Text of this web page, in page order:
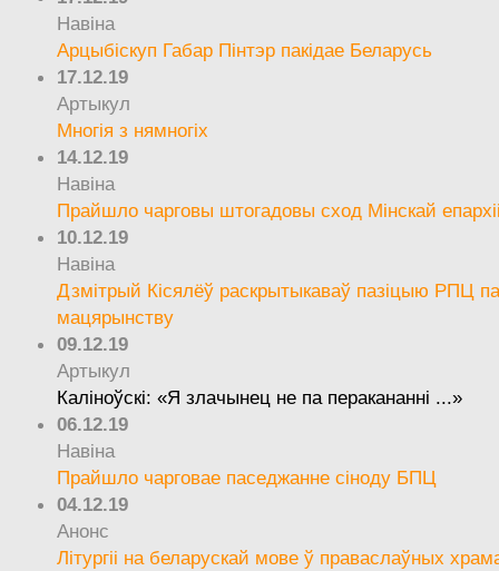
Навіна
Арцыбіскуп Габар Пінтэр пакідае Беларусь
17.12.19
Артыкул
Многія з нямногіх
14.12.19
Навіна
Прайшло чарговы штогадовы сход Мінскай
10.12.19
Навіна
Дзмітрый Кісялёў раскрытыкаваў пазіцыю РПЦ
мацярынству
09.12.19
Артыкул
Каліноўскі: «Я злачынец не па перакананні ...»
06.12.19
Навіна
Прайшло чарговае паседжанне сіноду БПЦ
04.12.19
Анонс
Літургіі на беларускай мове ў праваслаўных